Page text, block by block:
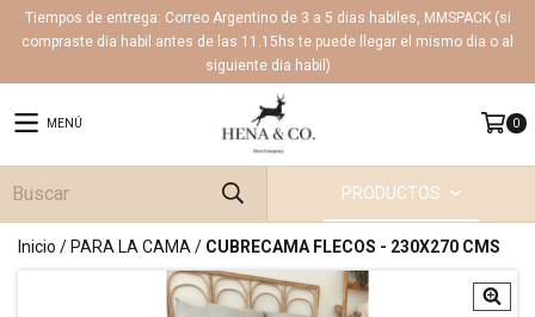
Tiempos de entrega: Correo Argentino de 3 a 5 dias habiles, MMSPACK (si
compraste dia habil antes de las 11.15hs te puede llegar el mismo dia o al
siguiente dia habil)
MENÚ 0
PRODUCTOS
Inicio / PARA LA CAMA / CUBRECAMA FLECOS - 230X270 CMS